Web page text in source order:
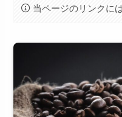
当ページのリンクに